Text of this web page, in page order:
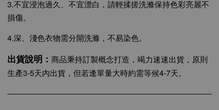
3.不宜浸泡過久、不宜漂白，請輕揉搓洗滌保持色彩亮麗不
損傷。
4.深、淺色衣物需分開洗滌，不易染色。
出貨說明： 商品秉持訂製概念打造，竭力速速出貨，原則
生產3-5天內出貨，但若逢單量大時約需等候4-7天。